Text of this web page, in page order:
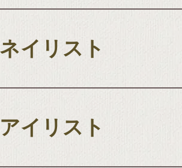
ネイリスト
アイリスト